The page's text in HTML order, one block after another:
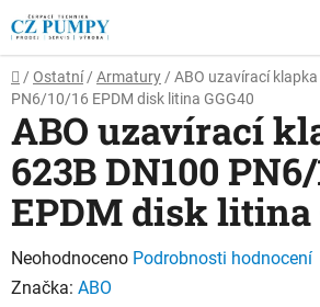
Přejít
na
obsah
Domů
/ Ostatní / Armatury / ABO uzavírací
PN6/10/16 EPDM disk litina GGG40
ABO uzavírací
623B DN100
EPDM disk litina
Průměrné
hodnocení
Neohodnoceno Podrobnosti hodnocení
Značka: ABO